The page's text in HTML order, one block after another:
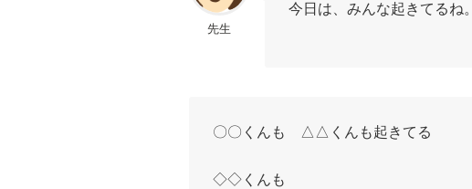
先生
今日は、みんな起きてるね。
〇〇くんも △△くんも起きてる
◇◇くんも